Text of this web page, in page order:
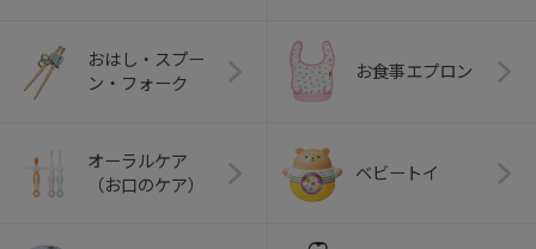
おはし・スプー
ン・フォーク
お食事エプロン
オーラルケア
（お口のケア）
ベビートイ